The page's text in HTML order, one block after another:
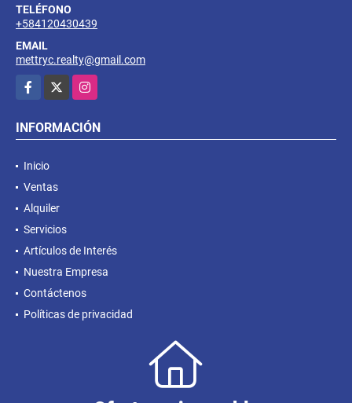
TELÉFONO
+584120430439
EMAIL
mettryc.realty@gmail.com
Facebook
Instagram
INFORMACIÓN
Inicio
Ventas
Alquiler
Servicios
Artículos de Interés
Nuestra Empresa
Contáctenos
Políticas de privacidad